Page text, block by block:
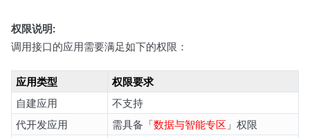
权限说明:
调用接口的应用需要满足如下的权限：
应用类型
权限要求
自建应用
不支持
代开发应用
需具备「数据与智能专区 」权限